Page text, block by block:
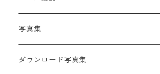
写真集
ダウンロード写真集